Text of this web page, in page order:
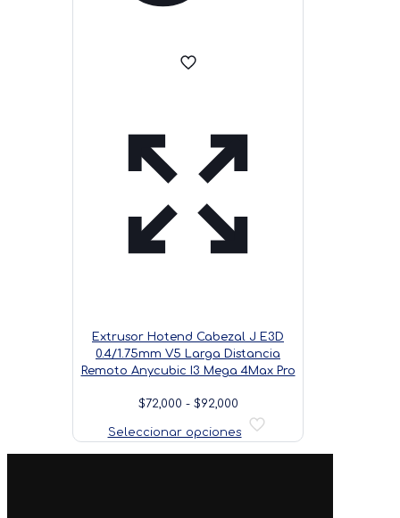
Extrusor Hotend Cabezal J E3D
0.4/1.75mm V5 Larga Distancia
Remoto Anycubic I3 Mega 4Max Pro
$72,000 - $92,000Rango
de
precios:
desde
Seleccionar opciones
Este
producto
tiene